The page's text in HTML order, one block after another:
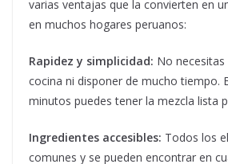
varias ventajas que la convierten en
en muchos hogares peruanos:
Rapidez y simplicidad: No
cocina ni disponer de mucho tiempo.
minutos puedes tener la mezcla lista
Ingredientes accesibles: Todos los
comunes y se pueden encontrar en